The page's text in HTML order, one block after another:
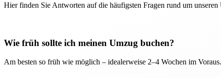
Hier finden Sie Antworten auf die häufigsten Fragen rund um
Wie früh sollte ich meinen Umzug buchen?
Am besten so früh wie möglich – idealerweise 2–4 Wochen im